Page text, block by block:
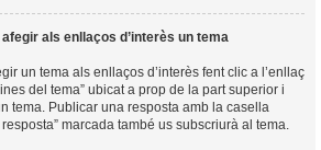
als enllaços d’interès un tema
un tema als enllaços d’interès fent clic a l’enllaç
del tema” ubicat a prop de la part superior i
tema. Publicar una resposta amb la casella
marcada també us subscriurà al tema.